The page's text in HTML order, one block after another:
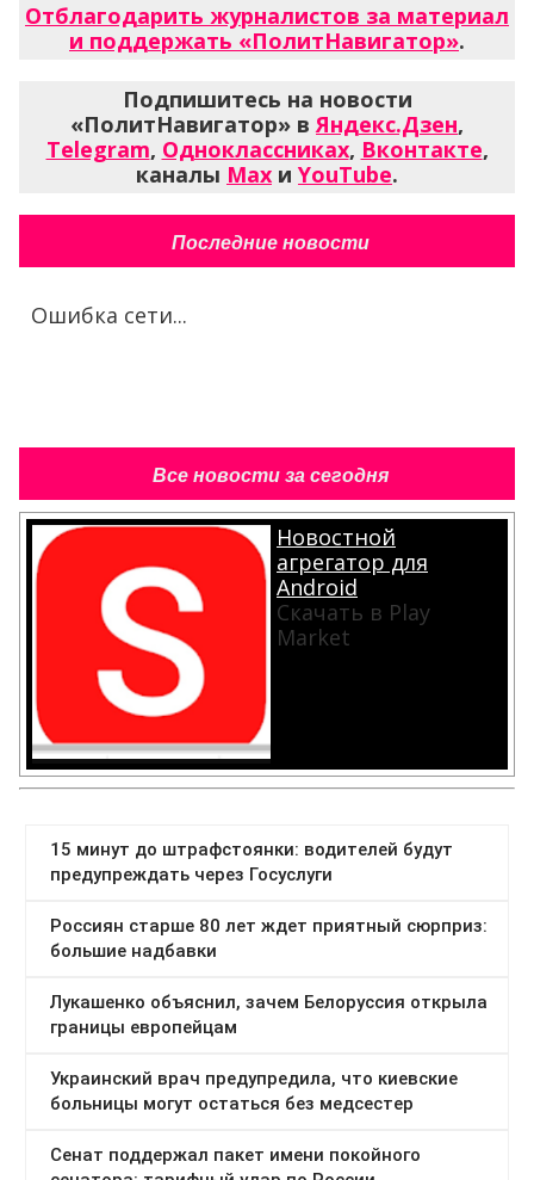
Отблагодарить журналистов за материал
и поддержать «ПолитНавигатор».
Подпишитесь на новости
«ПолитНавигатор» вЯндекс.Дзен,
Telegram, Одноклассниках, Вконтакте,
каналы Max и YouTube.
Последние новости
Ошибка сети...
Все новости за сегодня
Новостной
агрегатор для
Android
Скачать в Play
Market